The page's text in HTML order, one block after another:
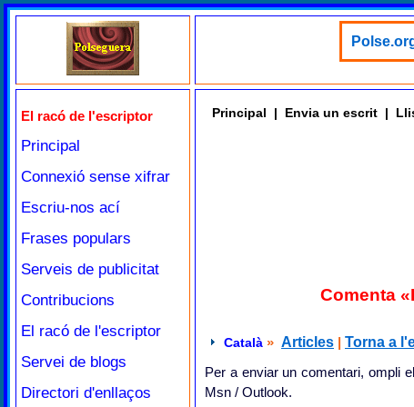
El racó de l'escriptor
Principal
Connexió sense xifrar
Escriu-nos ací
Frases populars
Serveis de publicitat
Contribucions
El racó de l'escriptor
Servei de blogs
Directori d'enllaços
Principal | Envia un escrit |
Comenta
Català » Articles | Torna a
Per a enviar un comentari, ompli
Msn / Outlook.